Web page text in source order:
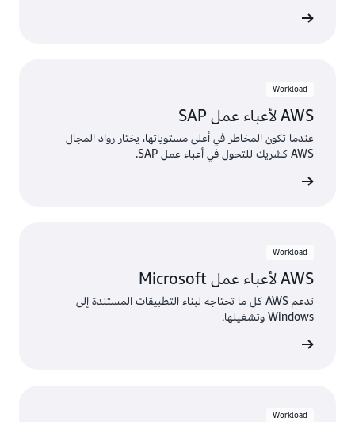
Workload
AWS لأعباء عمل SAP
عندما تكون المخاطر في أعلى مستوياتها، يختار رواد المجال
AWS كشريك للتحول في أعباء عمل SAP.
Workload
AWS لأعباء عمل Microsoft
تدعم AWS كل ما تحتاجه لبناء التطبيقات المستندة إلى
Windows وتشغيلها.
Workload